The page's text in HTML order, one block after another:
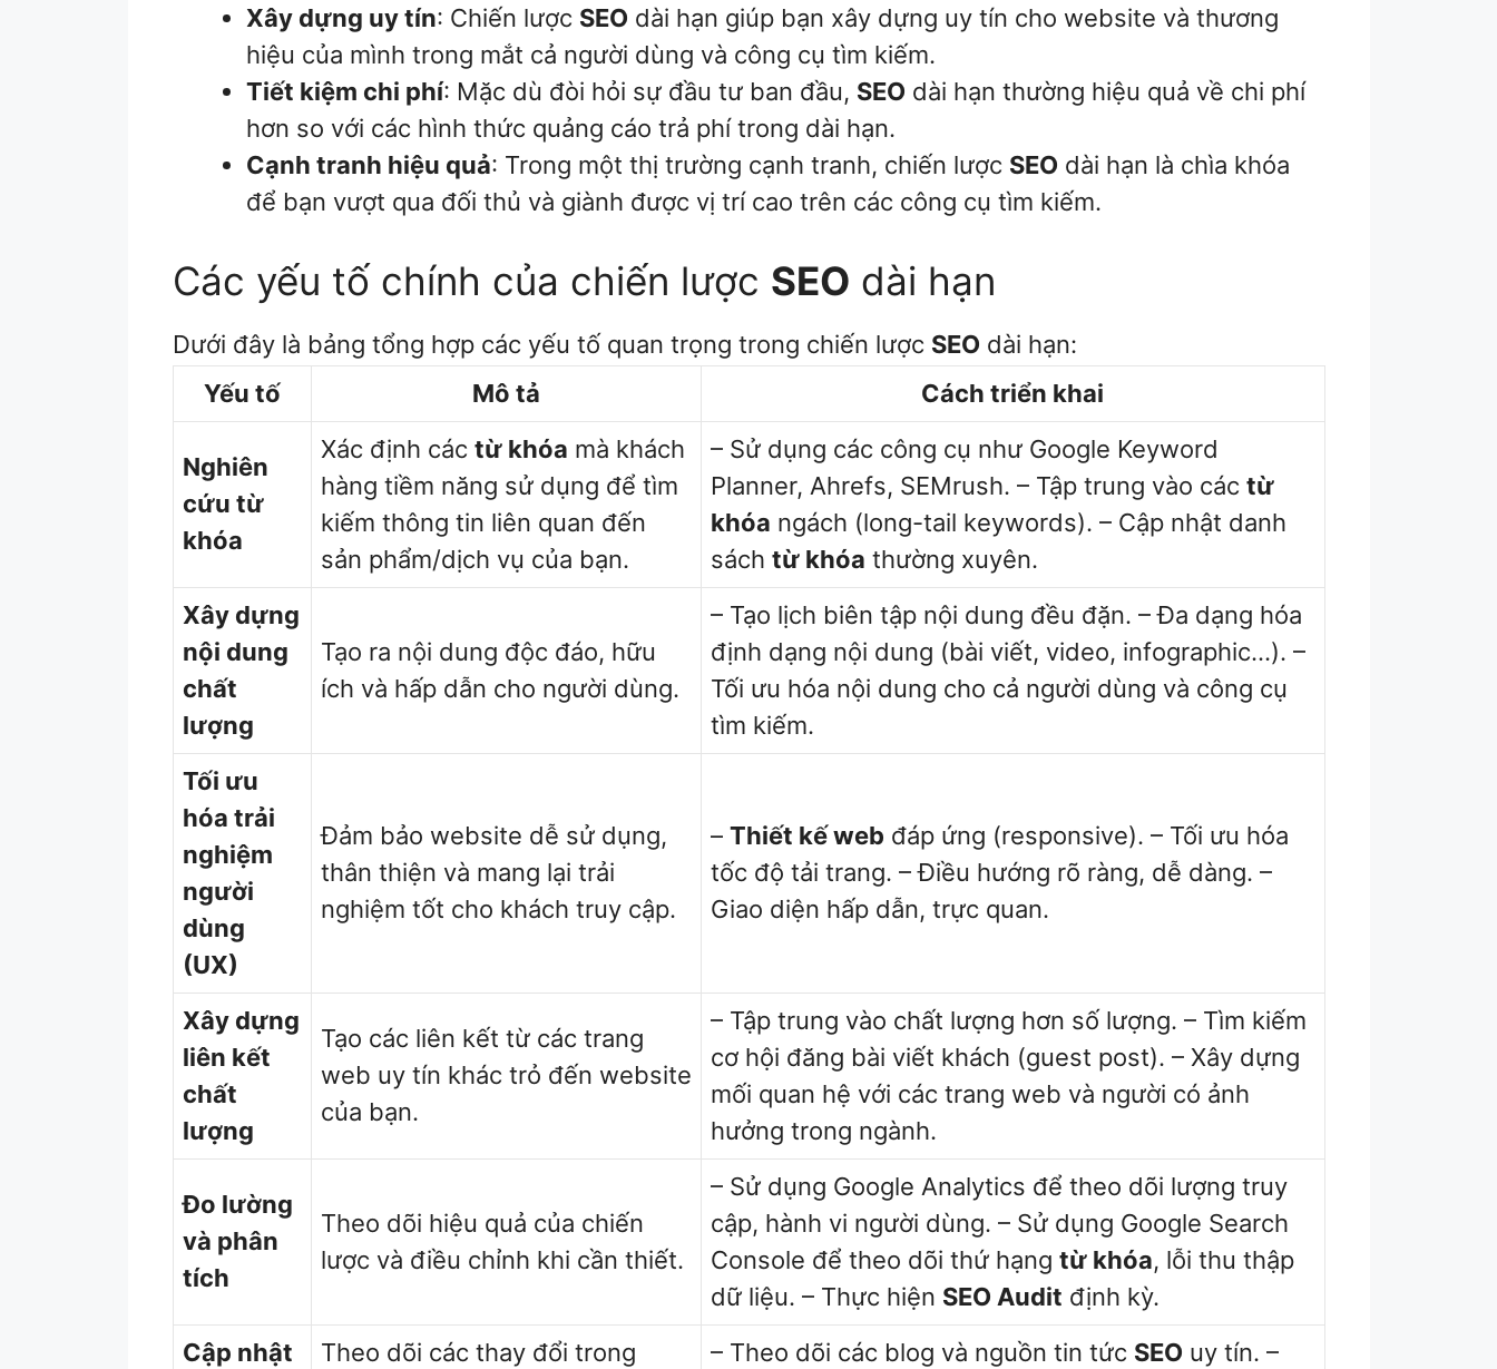
Xây dựng uy tín: Chiến lược SEO dài hạn giúp bạn xây dựng uy tín cho website và thương
hiệu của mình trong mắt cả người dùng và công cụ tìm kiếm.
Tiết kiệm chi phí: Mặc dù đòi hỏi sự đầu tư ban đầu, SEO dài hạn thường hiệu quả về chi phí
hơn so với các hình thức quảng cáo trả phí trong dài hạn.
Cạnh tranh hiệu quả: Trong một thị trường cạnh tranh, chiến lược SEO dài hạn là chìa khóa
để bạn vượt qua đối thủ và giành được vị trí cao trên các công cụ tìm kiếm.
Các yếu tố chính của chiến lược SEO dài hạn
Dưới đây là bảng tổng hợp các yếu tố quan trọng trong chiến lược SEO dài hạn:
Yếu tố
Mô tả Cách triển khai
Nghiên
cứu từ
khóa
Xác định các từ khóa mà khách
hàng tiềm năng sử dụng để tìm
kiếm thông tin liên quan đến
sản phẩm/dịch vụ của bạn.
– Sử dụng các công cụ như Google Keyword
Planner, Ahrefs, SEMrush. – Tập trung vào các từ
khóa ngách (long-tail keywords). – Cập nhật danh
sách từ khóa thường xuyên.
Xây dựng
nội dung
chất
lượng
Tạo ra nội dung độc đáo, hữu
ích và hấp dẫn cho người dùng.
– Tạo lịch biên tập nội dung đều đặn. – Đa dạng hóa
định dạng nội dung (bài viết, video, infographic…). –
Tối ưu hóa nội dung cho cả người dùng và công cụ
tìm kiếm.
Tối ưu
hóa trải
nghiệm
người
dùng
(UX)
Đảm bảo website dễ sử dụng,
thân thiện và mang lại trải
nghiệm tốt cho khách truy cập.
– Thiết kế web đáp ứng (responsive). – Tối ưu hóa
tốc độ tải trang. – Điều hướng rõ ràng, dễ dàng. –
Giao diện hấp dẫn, trực quan.
Xây dựng
liên kết
chất
lượng
Tạo các liên kết từ các trang
web uy tín khác trỏ đến website
của bạn.
– Tập trung vào chất lượng hơn số lượng. – Tìm kiếm
cơ hội đăng bài viết khách (guest post). – Xây dựng
mối quan hệ với các trang web và người có ảnh
hưởng trong ngành.
Đo lường
và phân
tích
Theo dõi hiệu quả của chiến
lược và điều chỉnh khi cần thiết.
– Sử dụng Google Analytics để theo dõi lượng truy
cập, hành vi người dùng. – Sử dụng Google Search
Console để theo dõi thứ hạng từ khóa, lỗi thu thập
dữ liệu. – Thực hiện SEO Audit định kỳ.
Cập nhật
Theo dõi các thay đổi trong
– Theo dõi các blog và nguồn tin tức SEO uy tín. –